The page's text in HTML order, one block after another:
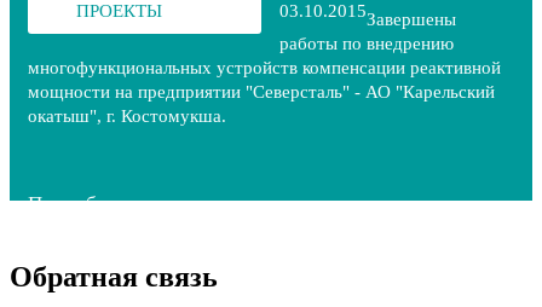
ПРОЕКТЫ 03.10.2015Завершены
работы по внедрению
многофункциональных устройств компенсации реактивной
мощности на предприятии "Северсталь" - АО "Карельский
окатыш", г. Костомукша.
Подробнее
Обратная связь